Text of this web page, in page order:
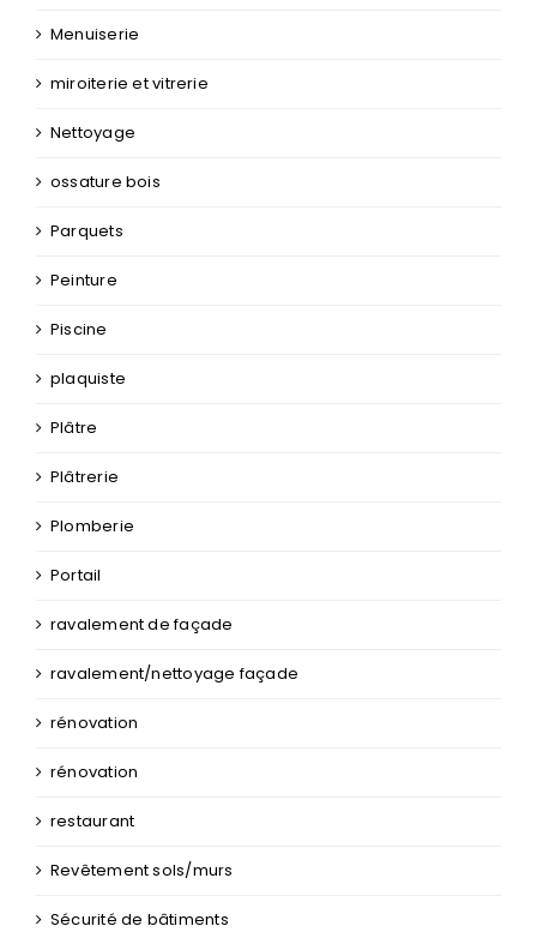
Menuiserie
miroiterie et vitrerie
Nettoyage
ossature bois
Parquets
Peinture
Piscine
plaquiste
Plâtre
Plâtrerie
Plomberie
Portail
ravalement de façade
ravalement/nettoyage façade
rénovation
rénovation
restaurant
Revêtement sols/murs
Sécurité de bâtiments